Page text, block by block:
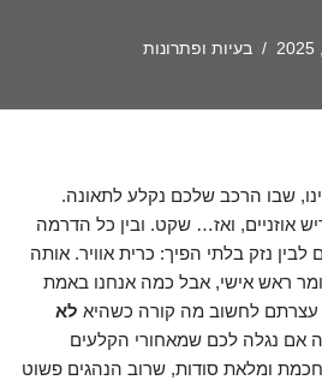
בעיות ופתרונות
שבו הרכב שלכם נקלע לתאונה.
אוזניים, ואז… שקט. ובין כל הדרמה
נזק בלתי הפיך: כרית אוויר. אותה
ראש אישי, אבל כמה אנחנו באמת
עצרתם לחשוב מה קורה כשהיא לא
אם נגלה לכם שמאחורי הקלעים
ומלאת סודות, שרוב הנהגים פשוט